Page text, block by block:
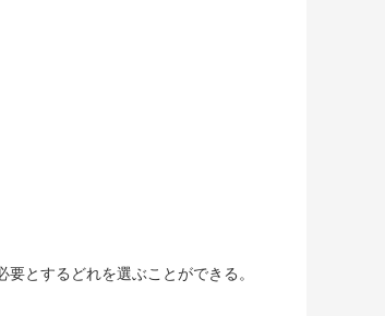
とするどれを選ぶことができる。